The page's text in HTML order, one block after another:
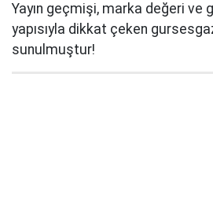
Yayın geçmişi, marka değeri ve
yapısıyla dikkat çeken
sunulmuştur!